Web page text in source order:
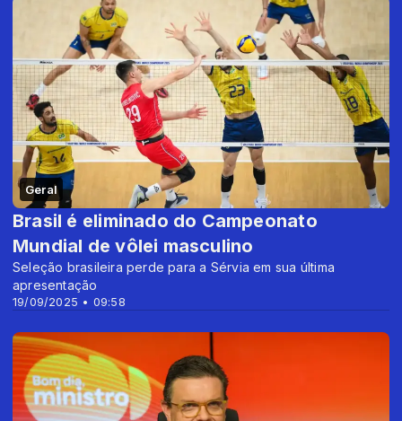
Geral
19/09/2025 • 09:58
Brasil é eliminado do Campeonato
Mundial de vôlei masculino
Seleção brasileira perde para a Sérvia em sua última
apresentação